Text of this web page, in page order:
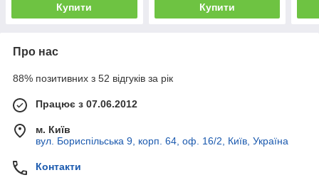
Купити Купити
Про нас
88% позитивних з 52 відгуків за рік
Працює з 07.06.2012
м. Київ
вул. Бориспільська 9, корп. 64, оф. 16/2, Київ, Україна
Контакти